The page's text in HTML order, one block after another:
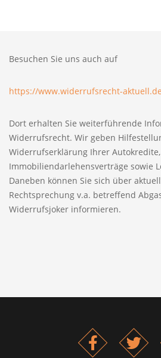
Besuchen Sie uns auch auf
https://www.widerrufsrecht-aktuell.de
Dort erhalten Sie weiterführende
Widerrufsrecht. Wir geben
Widerrufserklärung Ihrer
Immobiliendarlehensverträge sowie
Daneben können Sie sich über
Rechtsprechung v.a. betreffend
Widerrufsjoker informieren.